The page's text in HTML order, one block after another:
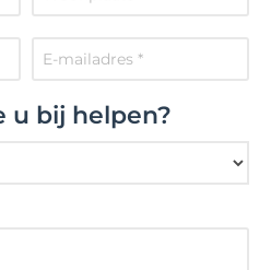
u bij helpen?